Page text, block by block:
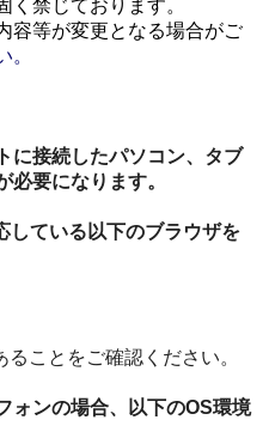
く禁じております。
容等が変更となる場合がご
。
に接続したパソコン、タブ
必要になります。
している以下のブラウザを
ことをご確認ください。
ォンの場合、以下のOS環境